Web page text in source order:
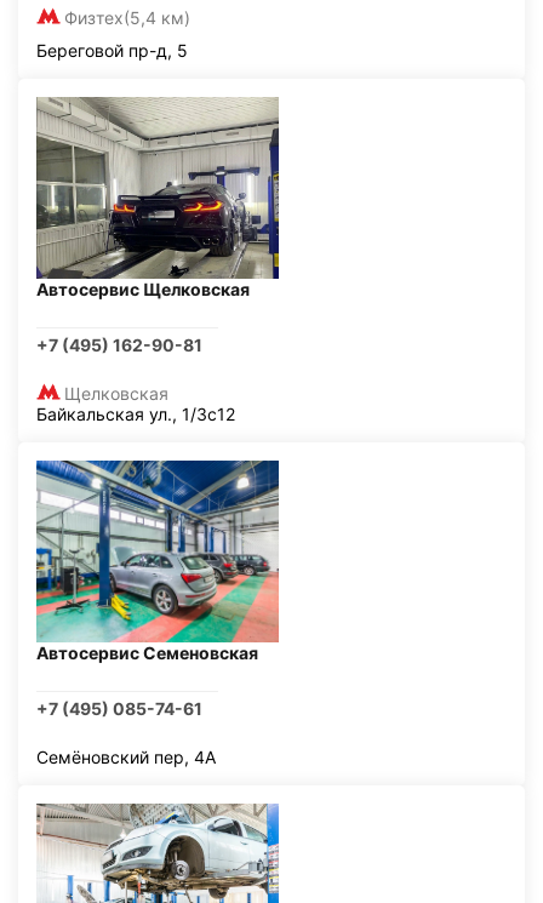
Физтех(5,4 км)
Береговой пр-д, 5
Автосервис Щелковская
+7 (495) 162-90-81
Щелковская
Байкальская ул., 1/3с12
Автосервис Семеновская
+7 (495) 085-74-61
Семёновский пер, 4А